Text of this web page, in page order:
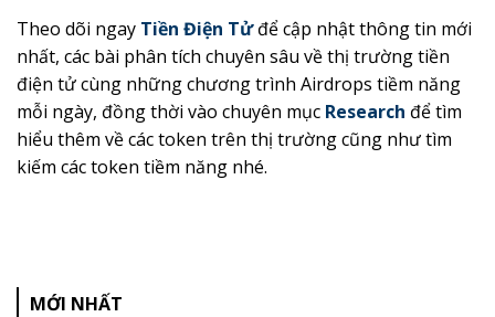
Theo dõi ngay Tiền Điện Tửđể cập nhật thông tin mới
nhất, các bài phân tích chuyên sâu về thị trường tiền
điện tử cùng những chương trình Airdrops tiềm năng
mỗi ngày, đồng thời vào chuyên mục Research để tìm
hiểu thêm về các token trên thị trường cũng như tìm
kiếm các token tiềm năng nhé.
MỚI NHẤT